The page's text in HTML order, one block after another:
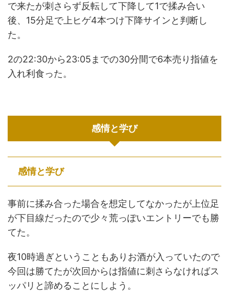
で来たが刺さらず反転して下降して1で揉み合い
後、15分足で上ヒゲ4本つけ下降サインと判断し
た。
2の22:30から23:05までの30分間で6本売り指値を
入れ利食った。
感情と学び
感情と学び
事前に揉み合った場合を想定してなかったが上位足
が下目線だったので少々荒っぽいエントリーでも勝
てた。
夜10時過ぎということもありお酒が入っていたので
今回は勝てたが次回からは指値に刺さらなければス
ッパリと諦めることにしよう。